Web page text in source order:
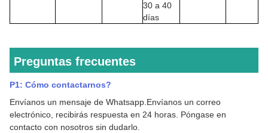
30 a 40
días
Preguntas frecuentes
P1: Cómo contactarnos?
Envíanos un mensaje de Whatsapp.Envíanos un correo
electrónico, recibirás respuesta en 24 horas. Póngase en
contacto con nosotros sin dudarlo.